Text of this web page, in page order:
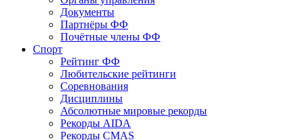
Документы
Партнёры ФФ
Почётные члены ФФ
Спорт
Рейтинг ФФ
Любительские рейтинги
Соревнования
Дисциплины
Абсолютные мировые рекорды
Рекорды AIDA
Рекорды CMAS